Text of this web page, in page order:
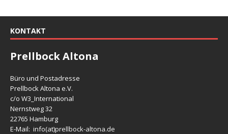
KONTAKT
Prellbock Altona
Büro und Postadresse
Prellbock Altona e.V.
c/o W3_International
Nernstweg 32
22765 Hamburg
E-Mail: info(at)prellbock-altona.de